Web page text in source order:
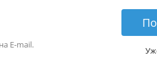
E-mail.